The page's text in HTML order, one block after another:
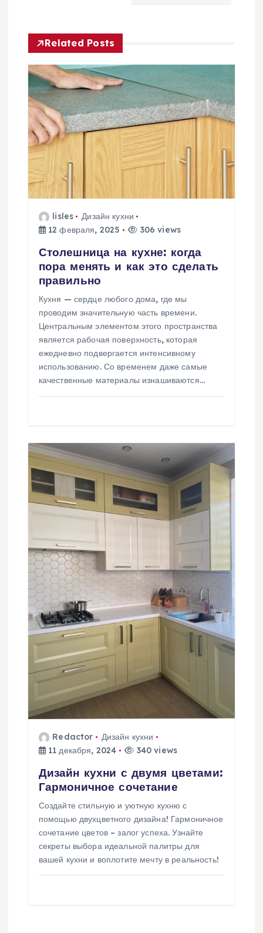
ц
и
я
п
о
з
а
Related Posts
lisles
Дизайн кухни
12 февраля, 2025
306 views
Столешница на кухне: когда
пора менять и как это сделать
правильно
Кухня — сердце любого дома, где мы
проводим значительную часть времени.
Центральным элементом этого пространства
является рабочая поверхность, которая
ежедневно подвергается интенсивному
использованию. Со временем даже самые
качественные материалы изнашиваются…
Redactor
Дизайн кухни
11 декабря, 2024
340 views
Дизайн кухни с двумя цветами:
Гармоничное сочетание
Создайте стильную и уютную кухню с
помощью двухцветного дизайна! Гармоничное
сочетание цветов – залог успеха. Узнайте
секреты выбора идеальной палитры для
вашей кухни и воплотите мечту в реальность!